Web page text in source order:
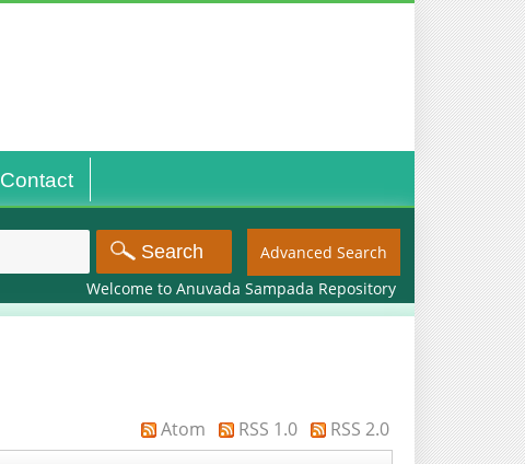
Contact
Advanced Search
Welcome to Anuvada Sampada Repository
Atom RSS 1.0 RSS 2.0